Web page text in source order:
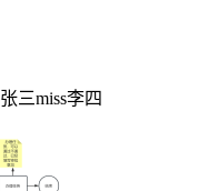
张三miss李四